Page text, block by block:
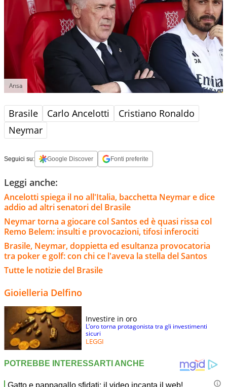
Ansa
Brasile Carlo Ancelotti
Cristiano Ronaldo
Neymar
Seguici su: Google Discover Fonti preferite
Leggi anche:
Ancelotti spiega il no all'Italia, bacchetta Neymar e dice
addio ad altri senatori del Brasile
Neymar torna a giocare col Santos ed è quasi rissa col
Remo Belem: insulti e provocazioni, tifosi inferociti
Brasile, Neymar, doppietta ed esultanza provocatoria
tra poker e golf: con chi ce l'aveva la stella del Santos
Tutte le notizie del Brasile
Gioielleria Delfino
Investire in oro
L’oro torna protagonista tra gli investimenti
sicuri
LEGGI